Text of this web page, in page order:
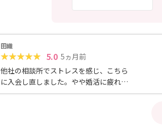
田織
5.0 5ヵ月前
他社の相談所でストレスを感じ、こちら
に入会し直しました。やや婚活に疲れて
気味でしたが、どのようなサポートを求